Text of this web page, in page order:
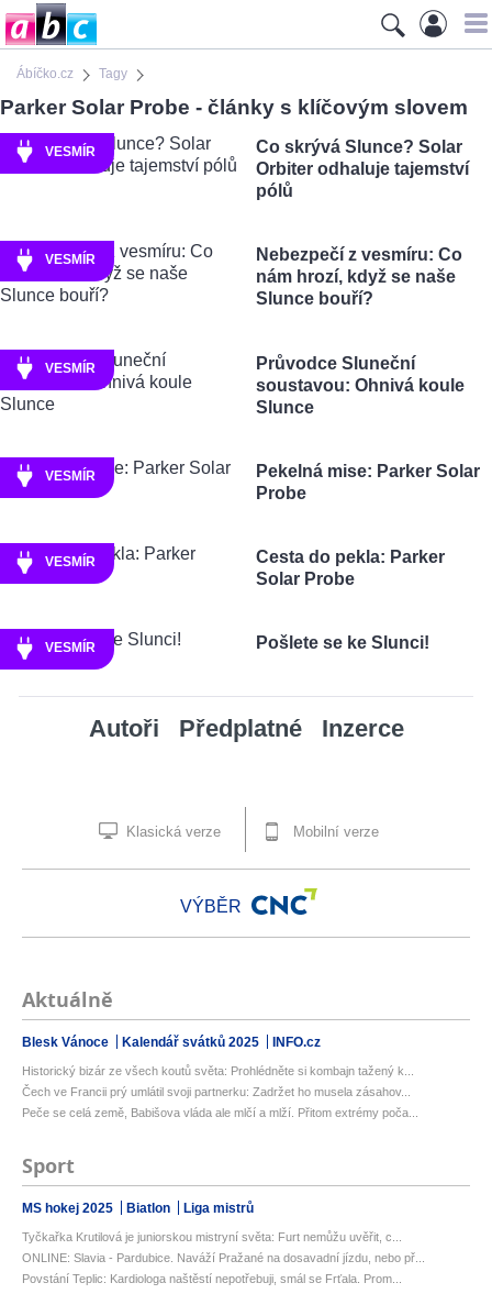
Ábíčko.cz Tagy
Parker Solar Probe - články s klíčovým slovem
VESMÍR
Co skrývá Slunce? Solar
Orbiter odhaluje tajemství
pólů
VESMÍR
Nebezpečí z vesmíru: Co
nám hrozí, když se naše
Slunce bouří?
VESMÍR
Průvodce Sluneční
soustavou: Ohnivá koule
Slunce
VESMÍR
Pekelná mise: Parker Solar
Probe
VESMÍR
Cesta do pekla: Parker
Solar Probe
VESMÍR Pošlete se ke Slunci!
Autoři Předplatné Inzerce
Klasická verze Mobilní verze
VÝBĚR
Aktuálně
Blesk Vánoce Kalendář svátků 2025 INFO.cz
Historický bizár ze všech koutů světa: Prohlédněte si kombajn tažený k...
Čech ve Francii prý umlátil svoji partnerku: Zadržet ho musela zásahov...
Peče se celá země, Babišova vláda ale mlčí a mlží. Přitom extrémy poča...
Sport
MS hokej 2025 Biatlon Liga mistrů
Tyčkařka Krutilová je juniorskou mistryní světa: Furt nemůžu uvěřit, c...
ONLINE: Slavia - Pardubice. Naváží Pražané na dosavadní jízdu, nebo př...
Povstání Teplic: Kardiologa naštěstí nepotřebuji, smál se Frťala. Prom...